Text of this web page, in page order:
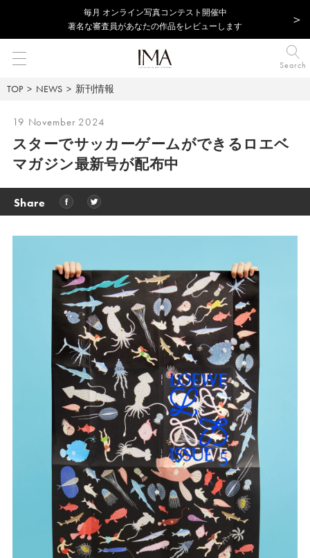
毎⽉ オンライン写真コンテスト開催中
著名な審査員があなたの作品をレビューします
Search
TOP NEWS 新刊情報
19 November 2024
スターでサッカーゲームができるロエベ
マガジン最新号が配布中
Share